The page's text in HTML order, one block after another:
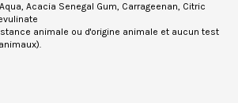
Aqua, Acacia Senegal Gum, Carrageenan, Citric
animale ou d'origine animale et aucun test